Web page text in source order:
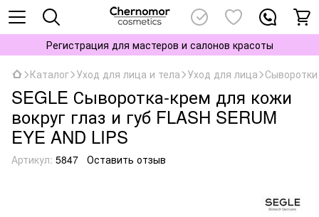
Регистрация для мастеров и салонов красоты
Каталог Уход для лица и тела Уход для лица
SEGLE Сыворотка-крем для кожи
вокруг глаз и губ FLASH SERUM
EYE AND LIPS
Артикул: 5847 Оставить отзыв